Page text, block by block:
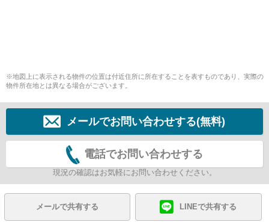
※地図上に表示される物件の位置は付近住所に所在することを表すものであり、実際の
物件所在地とは異なる場合がございます。
メールでお問い合わせする(無料)
電話でお問い合わせする
現況の確認はお気軽にお問い合わせください。
メールで共有する LINEで共有する